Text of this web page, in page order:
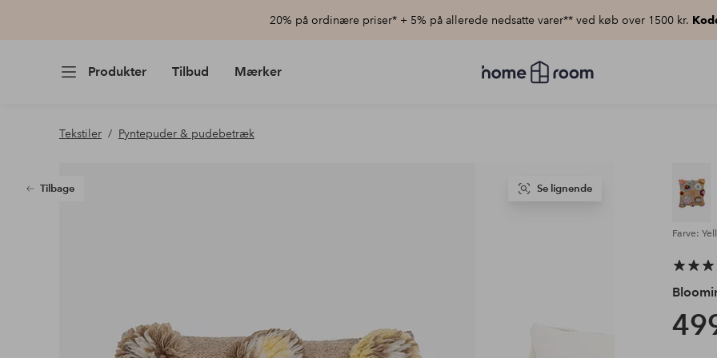
20% på ordinære priser* + 5% på allerede nedsatte varer** ved køb over 1500 kr.
Produkter Tilbud Mærker
Homeroom
–
Tekstiler Pyntepuder & pudebetræk
Tilbage Se lignende
Farve: